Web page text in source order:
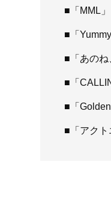
■「MML
■「
■「あのね
■「
■「
■「アクト